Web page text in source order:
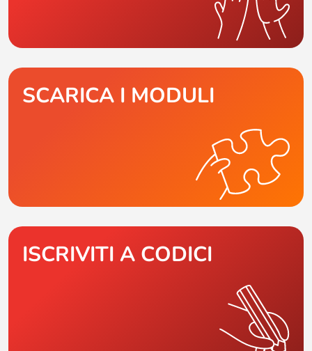
SCARICA I MODULI
ISCRIVITI A CODICI